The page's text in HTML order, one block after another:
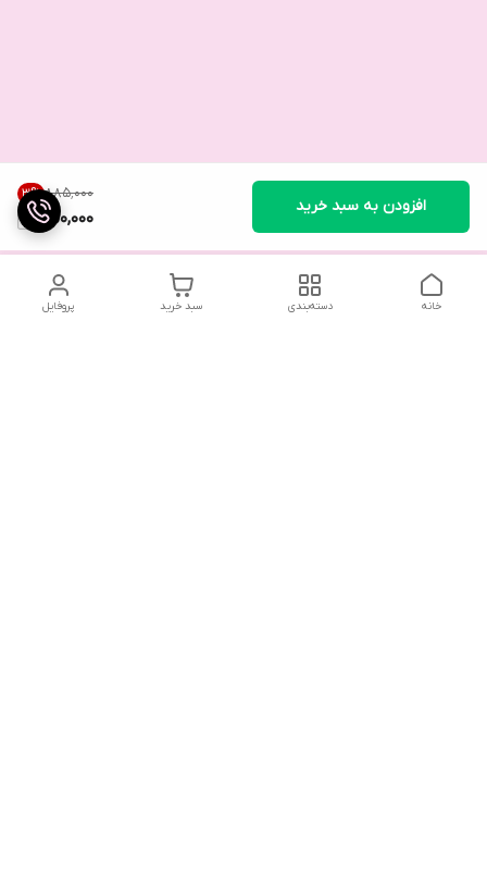
۸۸۵٬۰۰۰ 3%
850,000
افزودن به سبد خرید
پروفایل سبد خرید دسته‌بندی خانه